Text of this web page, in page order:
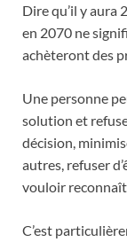
Dire qu’il y aura
en 2070 ne
achèteront des
Une personne
solution et
décision,
autres, refuser
vouloir
C’est